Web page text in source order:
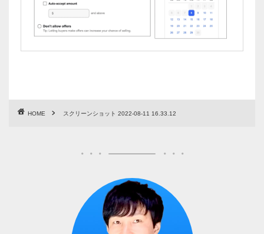
HOME スクリーンショット 2022-08-11 16.33.12